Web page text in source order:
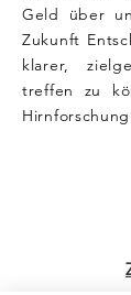
Geld über
Zukunft
klarer,
treffen zu